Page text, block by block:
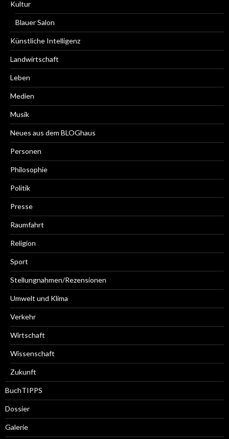
Kultur
Blauer Salon
Künstliche Intelligenz
Landwirtschaft
Leben
Medien
Musik
Neues aus dem BLOGhaus
Personen
Philosophie
Politik
Presse
Raumfahrt
Religion
Sport
Stellungnahmen/Rezensionen
Umwelt und Klima
Verkehr
Wirtschaft
Wissenschaft
Zukunft
BuchTIPPS
Dossier
Galerie